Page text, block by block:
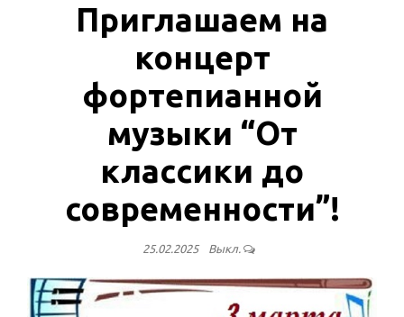
Приглашаем на
концерт
фортепианной
музыки “От
классики до
современности”!
25.02.2025 Выкл.